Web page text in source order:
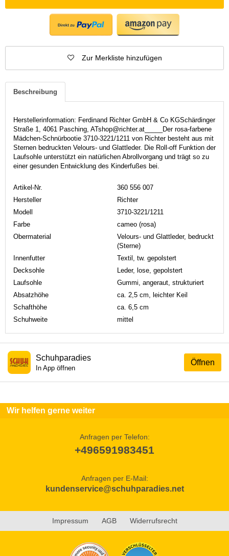
Zur Merkliste hinzufügen
Beschreibung
Herstellerinformation: Ferdinand Richter GmbH & Co KGSchärdinger
Straße 1, 4061 Pasching, ATshop@richter.at_____Der rosa-farbene
Mädchen-Schnürbootie 3710-3221/1211 von Richter besteht aus mit
Sternen bedruckten Velours- und Glattleder. Die Roll-off Funktion der
Laufsohle unterstützt ein natürlichen Abrollvorgang und trägt so zu
einer gesunden Entwicklung des Kinderfußes bei.
Artikel-Nr.
360 556 007
Hersteller
Richter
Modell
3710-3221/1211
Farbe
cameo (rosa)
Obermaterial
Velours- und Glattleder, bedruckt
(Sterne)
Innenfutter
Textil, tw. gepolstert
Decksohle
Leder, lose, gepolstert
Laufsohle
Gummi, angeraut, strukturiert
Absatzhöhe
ca. 2,5 cm, leichter Keil
Schafthöhe
ca. 6,5 cm
Schuhweite
mittel
Öffnen
Schuhparadies
In App öffnen
Wir helfen gerne weiter
Anfragen per Telefon:
+496591983451
Anfragen per E-Mail:
kundenservice@schuhparadies.net
Impressum AGB Widerrufsrecht